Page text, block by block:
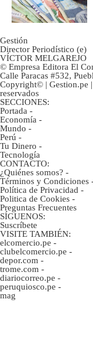
Gestión
Director Periodístico (e)
VÍCTOR MELGAREJO
© Empresa Editora El
Calle Paracas #532,
Copyright© | Gestion.pe
reservados
SECCIONES:
Portada -
Economía -
Mundo -
Perú -
Tu Dinero -
Tecnología
CONTACTO:
¿Quiénes somos? -
Términos y Condiciones
Política de Privacidad -
Politica de Cookies -
Preguntas Frecuentes
SÍGUENOS:
Suscríbete
VISITE TAMBIÉN:
elcomercio.pe -
clubelcomercio.pe -
depor.com -
trome.com -
diariocorreo.pe -
peruquiosco.pe -
mag